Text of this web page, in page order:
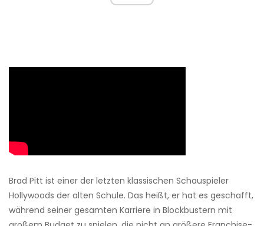
Brad Pitt ist einer der letzten klassischen Schauspieler
Hollywoods der alten Schule. Das heißt, er hat es geschafft,
während seiner gesamten Karriere in Blockbustern mit